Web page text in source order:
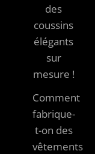
des
coussins
élégants
sur
mesure !
Comment
fabrique-
t-on des
vêtements